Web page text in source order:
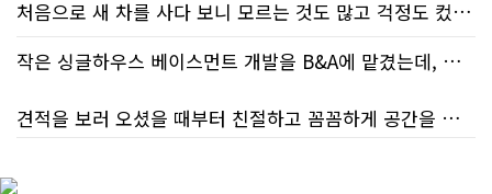
처음 차량을 선택하는 과정부터 저에게 맞는 차량을 추천해 주셨고, 그 차량의 장단점과 다양한 기능까지 하나하나 자세하게 설명해 주셔서 큰 도움이 되었습니다. 원래는 새 차를 받기까지 4~5개월 정도 기다려야 한다고 들었는데, 딜러님의 노력 덕분에 한 달 만에 차량을 받을 수 있었습니다.
차량을 인수하는 날에도 시간이 오래 걸렸음에도 불구하고 모든 기능을 하나씩 직접 설명해 주시고, 앞으로 차량을 관리하면서 꼭 확인해야 할 부분과 유용한 팁까지 꼼꼼하게 알려주셨습니다. 차에 대해 잘 모르는 저에게는 정말 큰 도움이 되었습니다.
처음으로 새 차를 사다 보니 모르는 것도 많고 걱정도 컸는데 박문호 딜러님 덕분에 전 과정이 너무나 편안하고 만족스러웠습니다! 상담하는 내내 꼼꼼하게 설명해 주신 것은 물론, 복잡한 서류 절차와 차량 옵션 체크까지 세심하게 챙겨주셔서 마음이 정말 든든했습니다. 차량 출고 날에도 긴 시간 할애해 가며 기능을 친절하게 하나하나 설명해 주셔서 큰 도움이 되었는데요, 특히 정비사 출신이셔서 그런지 디테일한 부분까지 전문적으로 말씀해 주셔서 신뢰가 팍팍 갔습니다 ?? 다른분 리뷰에도 있지만 마지막에 "진짜 서비스는 이제부터 시작"이라는 진심어린 말씀에는 깊은 감동을 받았습니다. 앞으로 주변에 차 구매하려는 분이 있다면 무조건 박문호 딜러님 강력 추천입니다! 신경 써주셔서 진심으로 감사드리며, 늘 건강하시고 번창하시길 바랍니다 :)
작은 싱글하우스 베이스먼트 개발을 B&A에 맡겼는데, 처음부터 끝까지 정말 만족스러운 경험이었습니다.
견적을 보러 오셨을 때부터 친절하고 꼼꼼하게 공간을 확인해 주셨고, 여러 옵션이 포함된 견적 금액도 다른 업체들과 비교했을 때 매우 합리적이었습니다.
저희 집은 사이드 도어가 없어 작업하시기 불편하셨을 텐데도 항상 밝은 모습으로 오셔서 성실하게 작업해 주셨습니다. 공사 중에도 진행 상황과 앞으로의 작업 계획을 수시로 자세히 설명해 주셔서 믿고 맡길 수 있었고, 세심한 소통에 큰 만족을 느꼈습니다.